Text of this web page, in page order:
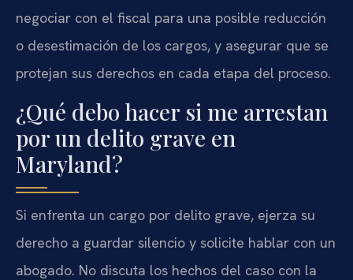
negociar con el fiscal para una posible reducción
o desestimación de los cargos, y asegurar que se
protejan sus derechos en cada etapa del proceso.
¿Qué debo hacer si me arrestan
por un delito grave en
Maryland?
Si enfrenta un cargo por delito grave, ejerza su
derecho a guardar silencio y solicite hablar con un
abogado. No discuta los hechos del caso con la